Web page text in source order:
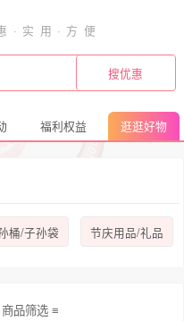
福利权益 逛逛好物
桶/子孙袋 节庆用品/礼品
商品筛选